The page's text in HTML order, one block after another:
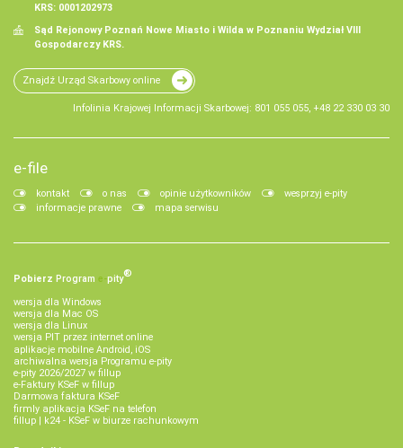
KRS: 0001202973
Sąd Rejonowy Poznań Nowe Miasto i Wilda w Poznaniu Wydział VIII
Gospodarczy KRS.
Znajdź Urząd Skarbowy online
Infolinia Krajowej Informacji Skarbowej: 801 055 055, +48 22 330 03 30
e-file
kontakt o nas opinie użytkowników
wesprzyj e-pity
informacje prawne
mapa serwisu
Pobierz Program e‑pity®
wersja dla Windows
wersja dla Mac OS
wersja dla Linux
wersja PIT przez internet online
aplikacje mobilne Android, iOS
archiwalna wersja Programu e-pity
e-pity 2026/2027 w fillup
e‑Faktury KSeF w fillup
Darmowa faktura KSeF
firmly aplikacja KSeF na telefon
fillup | k24 - KSeF w biurze rachunkowym